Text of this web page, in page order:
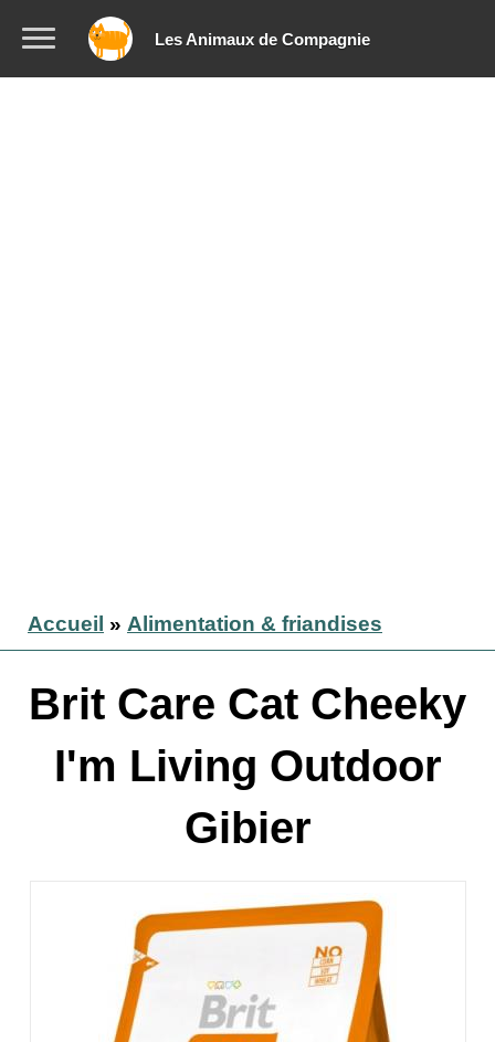
Les Animaux de Compagnie
Accueil » Alimentation & friandises
Brit Care Cat Cheeky
I'm Living Outdoor
Gibier